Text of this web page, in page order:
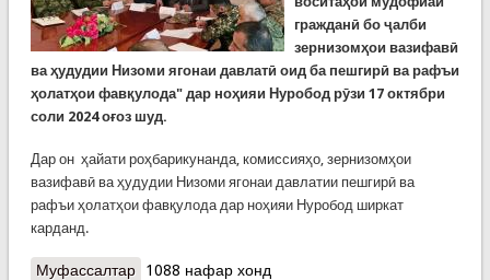
гражданӣ бо ҷалби
зернизомҳои вазифавӣ
ва ҳудудии Низоми ягонаи давлатӣ оид ба пешгирӣ ва рафъи
ҳолатҳои фавқулода" дар ноҳияи Нуробод рӯзи 17 октябри
соли 2024 оғоз шуд.
Дар он ҳайати роҳбарикунанда, комиссияҳо, зернизомҳои
вазифавӣ ва ҳудудии Низоми ягонаи давлатии пешгирӣ ва
рафъи ҳолатҳои фавқулода дар ноҳияи Нуробод ширкат
карданд.
Муфассалтаро Оғози тамрини дурӯза дар ноҳияи Нуробод
1088 нафар хонд